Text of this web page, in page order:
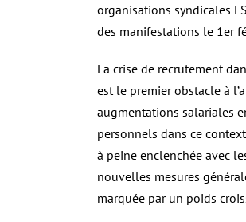
organisations syndicales
des manifestations le 1er
La crise de recrutement
est le premier obstacle à
augmentations salariales
personnels dans ce
à peine enclenchée avec
nouvelles mesures
marquée par un poids